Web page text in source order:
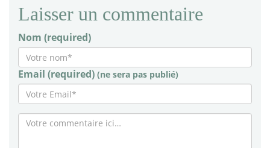
Laisser un commentaire
Nom (required)
Email (required) (ne sera pas publié)